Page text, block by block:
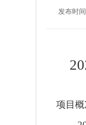
发布时
项目